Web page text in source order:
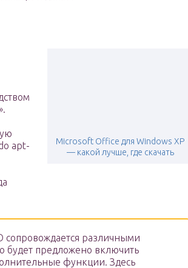
Microsoft Office для Windows XP
— какой лучше, где скачать
apt-
сопровождается различными
будет предложено включить
функции. Здесь